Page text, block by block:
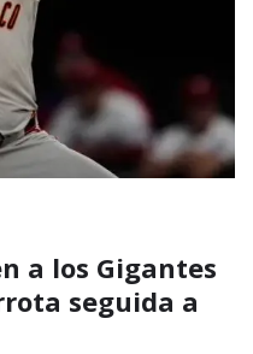
a los Gigantes
seguida a